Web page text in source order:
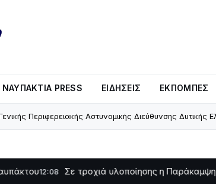
ΝΑΥΠΑΚΤΊΑ PRESS ΕΙΔΉΣΕΙΣ ΕΚΠΟΜΠΈΣ
Περιφερειακής Αστυνομικής Διεύθυνσης
Σε τροχιά υλοποίησης η Παράκαμψη του